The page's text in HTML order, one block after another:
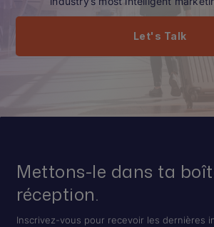
Let's Talk
Mettons-le dans ta
réception.
Inscrivez-vous pour recevoir les dernières